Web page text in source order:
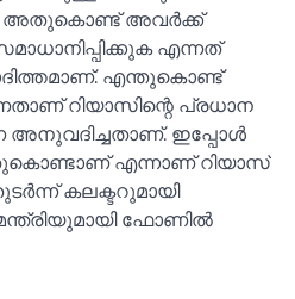
അതുകൊണ്ട് അവര്‍ക്ക്
എന്നത്
എന്തുകൊണ്ട്
റിയാസിന്റെ പ്രധാന
ഇപ്പോള്‍
എന്നാണ് റിയാസ്
കലക്ടറുമായി
ഫോണില്‍